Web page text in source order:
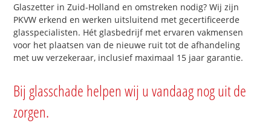
Glaszetter in Zuid-Holland en omstreken nodig? Wij zijn
PKVW erkend en werken uitsluitend met gecertificeerde
glasspecialisten. Hét glasbedrijf met ervaren vakmensen
voor het plaatsen van de nieuwe ruit tot de afhandeling
met uw verzekeraar, inclusief maximaal 15 jaar garantie.
Bij glasschade helpen wij u vandaag nog uit de
zorgen.